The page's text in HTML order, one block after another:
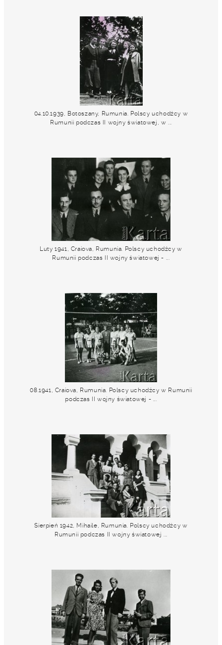
04.10.1939, Botoszany, Rumunia. Polscy uchodźcy w
Rumunii podczas II wojny światowej, w ...
Luty 1941, Craiova, Rumunia. Polscy uchodźcy w
Rumunii podczas II wojny światowej - ...
08.1941, Craiova, Rumunia. Polscy uchodźcy w Rumunii
podczas II wojny światowej - ...
Sierpień 1942, Mihaile, Rumunia. Polscy uchodźcy w
Rumunii podczas II wojny światowej ...